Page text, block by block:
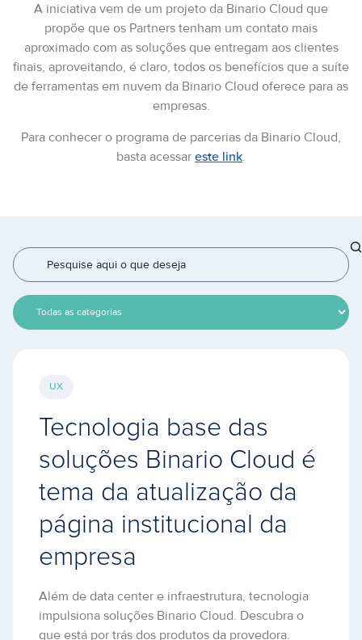
A iniciativa vem de um projeto da Binario Cloud que
propõe que os Partners tenham um contato mais
aproximado com as soluções que entregam aos clientes
finais, aproveitando, é claro, todos os benefícios que a suíte
de ferramentas em nuvem da Binario Cloud oferece para as
empresas.
Para conhecer o programa de parcerias da Binario Cloud,
basta acessar este link.
UX
Tecnologia base das
soluções Binario Cloud é
tema da atualização da
página institucional da
empresa
Além de data center e infraestrutura, tecnologia
impulsiona soluções Binario Cloud. Descubra o
que está por trás dos produtos da provedora.